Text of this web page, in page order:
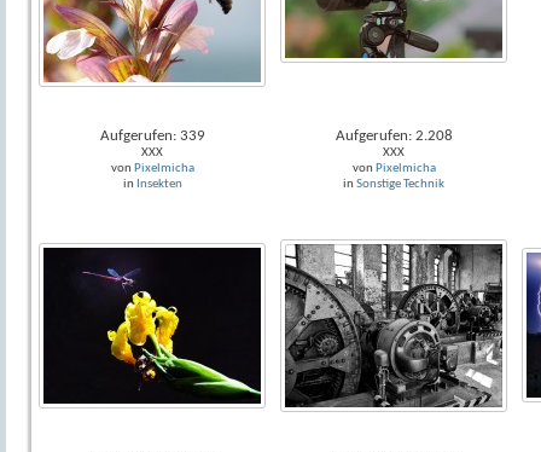
Aufgerufen: 339
XXX
von Pixelmicha
in Insekten
Aufgerufen: 2.208
XXX
von Pixelmicha
in Sonstige Technik